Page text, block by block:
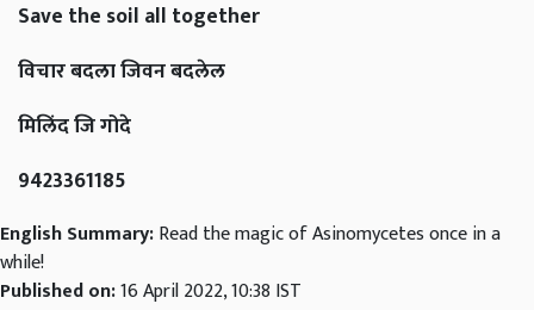
Save the soil all together
विचार बदला जिवन बदलेल
मिलिंद जि गोदे
9423361185
English Summary:Read the magic of Asinomycetes once in a
while!
Published on:16 April 2022, 10:38 IST